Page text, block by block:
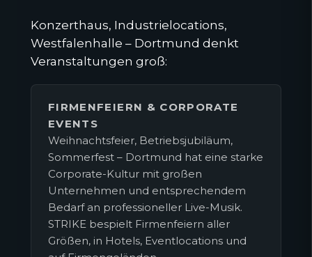
Konzerthaus, Industrielocations,
Westfalenhalle – Dortmund denkt
Veranstaltungen groß:
FIRMENFEIERN & CORPORATE
EVENTS
Weihnachtsfeier, Betriebsjubiläum,
Sommerfest – Dortmund hat eine starke
Corporate-Kultur mit großen
Unternehmen und entsprechendem
Bedarf an professioneller Live-Musik.
STRIKE bespielt Firmenfeiern aller
Größen, in Hotels, Eventlocations und